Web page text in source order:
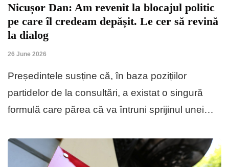
Nicușor Dan: Am revenit la blocajul politic
pe care îl credeam depășit. Le cer să revină
la dialog
26 June 2026
Președintele susține că, în baza pozițiilor
partidelor de la consultări, a existat o singură
formulă care părea că va întruni sprijinul unei…